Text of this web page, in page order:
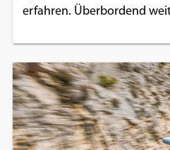
erfahren. Überbordend